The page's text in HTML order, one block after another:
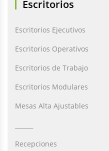
Escritorios
Escritorios Ejecutivos
Escritorios Operativos
Escritorios de Trabajo
Escritorios Modulares
Mesas Alta Ajustables
Recepciones